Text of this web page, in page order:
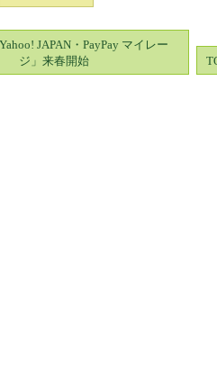
JAPAN・PayPay マイレー
ジ」来春開始